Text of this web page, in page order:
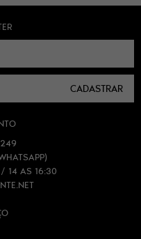
CADASTRAR
14 AS 16:30